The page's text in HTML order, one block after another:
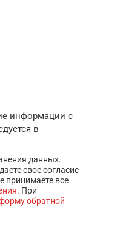
информации с
в
данных.
свое согласие
принимаете все
. При
обратной